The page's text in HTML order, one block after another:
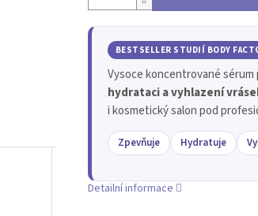
BESTSELLER STUDIÍ BODY
Vysoce koncentrované sérum
hydrataci a vyhlazení
i kosmetický salon pod
Zpevňuje Hydratuje
Detailní informace